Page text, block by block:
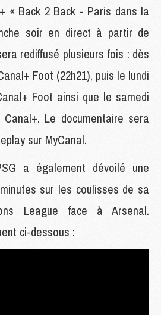
« Back 2 Back - Paris dans la
soir en direct à partir de
rediffusé plusieurs fois : dès
Foot (22h21), puis le lundi
Foot ainsi que le samedi
Le documentaire sera
sur MyCanal.
a également dévoilé une
sur les coulisses de sa
League face à Arsenal.
ci-dessous :